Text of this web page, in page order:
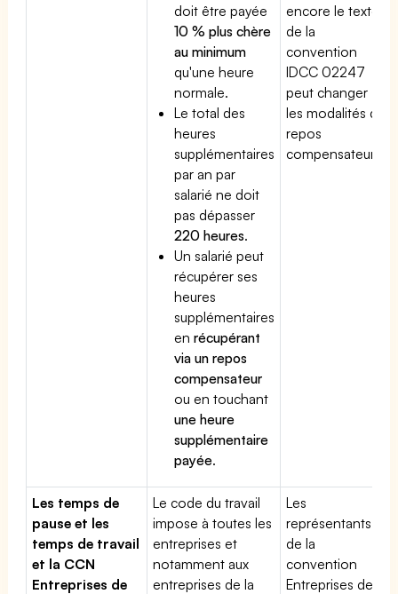
doit être payée
10 % plus chère
au minimum
qu'une heure
normale.
Le total des
heures
supplémentaires
par an par
salarié ne doit
pas dépasser
220 heures.
Un salarié peut
récupérer ses
heures
supplémentaires
enrécupérant
via un repos
compensateur
ou en touchant
une heure
supplémentaire
payée.
encore le texte
de la
convention
IDCC 02247
peut changer
les modalités du
repos
compensateur.
Les temps de
pause et les
temps de travail
et la CCN
Entreprises de
Le code du travail
impose à toutes les
entreprises et
notamment aux
entreprises de la
Les
représentants
de la
convention
Entreprises de